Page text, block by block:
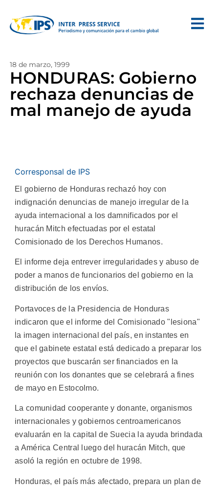
18 de marzo, 1999
HONDURAS: Gobierno
rechaza denuncias de
mal manejo de ayuda
Corresponsal de IPS
El gobierno de Honduras rechazó hoy con
indignación denuncias de manejo irregular de la
ayuda internacional a los damnificados por el
huracán Mitch efectuadas por el estatal
Comisionado de los Derechos Humanos.
El informe deja entrever irregularidades y abuso de
poder a manos de funcionarios del gobierno en la
distribución de los envíos.
Portavoces de la Presidencia de Honduras
indicaron que el informe del Comisionado "lesiona"
la imagen internacional del país, en instantes en
que el gabinete estatal está dedicado a preparar los
proyectos que buscarán ser financiados en la
reunión con los donantes que se celebrará a fines
de mayo en Estocolmo.
La comunidad cooperante y donante, organismos
internacionales y gobiernos centroamericanos
evaluarán en la capital de Suecia la ayuda brindada
a América Central luego del huracán Mitch, que
asoló la región en octubre de 1998.
Honduras, el país más afectado, prepara un plan de